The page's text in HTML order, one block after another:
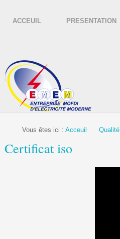
ACCEUIL PRESENTATION
Vous êtes ici : Acceuil Qualité
Certificat iso